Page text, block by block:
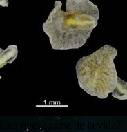
nueva rama de la vida?